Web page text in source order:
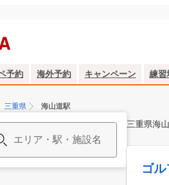
予約 海外予約 キャンペーン 練習
三重県 海山道駅
三重県海
ゴ